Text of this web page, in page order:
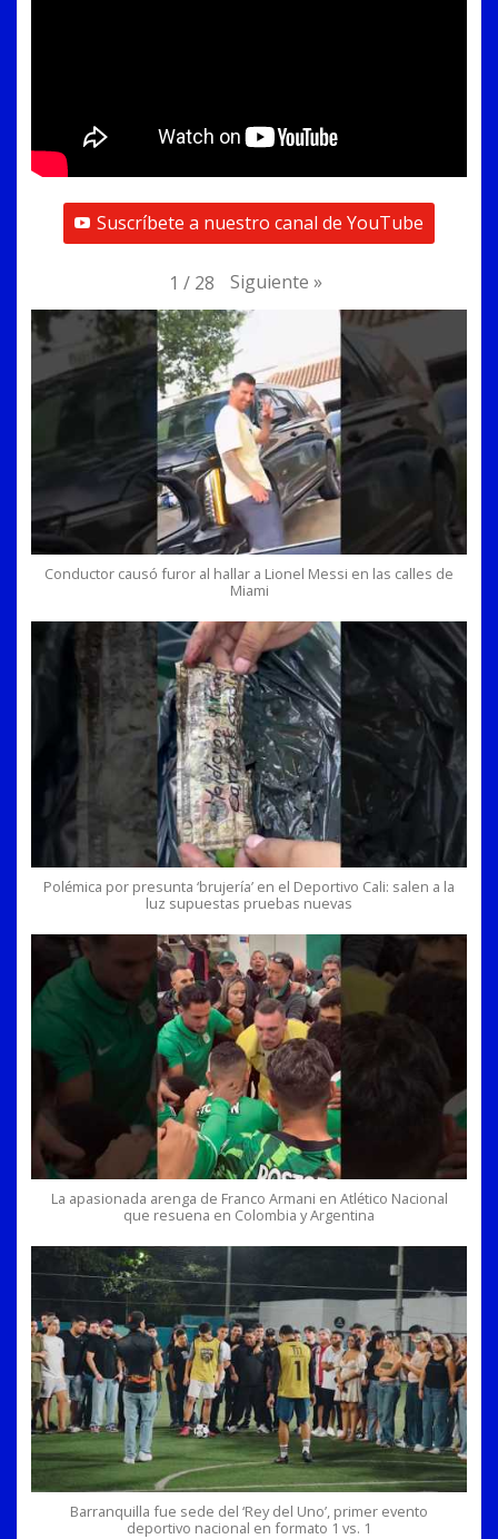
Suscríbete a nuestro canal de YouTube
1 / 28 Siguiente »
Conductor causó furor al hallar a Lionel Messi en las calles de
Miami
Polémica por presunta ‘brujería’ en el Deportivo Cali: salen a la
luz supuestas pruebas nuevas
La apasionada arenga de Franco Armani en Atlético Nacional
que resuena en Colombia y Argentina
Barranquilla fue sede del ‘Rey del Uno’, primer evento
deportivo nacional en formato 1 vs. 1